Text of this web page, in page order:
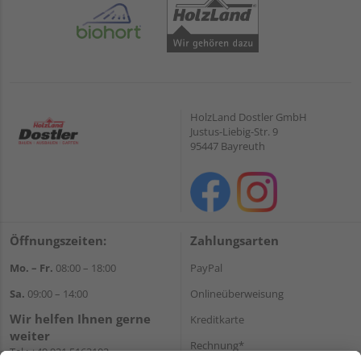
HolzLand Dostler GmbH
Justus-Liebig-Str. 9
95447 Bayreuth
Öffnungszeiten:
Mo. – Fr. 08:00 – 18:00
Sa. 09:00 – 14:00
Wir helfen Ihnen gerne
weiter
Tel.:+49 921 5163102
Zahlungsarten
PayPal
Onlineüberweisung
Kreditkarte
Rechnung*